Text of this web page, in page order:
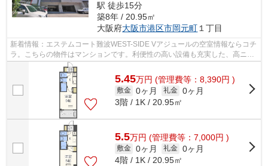
駅 徒歩15分
築8年 / 20.95㎡
大阪府大阪市港区市岡元町１丁目
新着情報：エステムコート難波WEST-SIDE Vアジュールの空室情報ならコチ
ラ。こちらの物件はマンションです。利便性の高い設備も充実した、高ニー
ズな2017年築の物件です。外観タイル張...
5.45万円 (管理費等：8,390円 )
敷金 0ヶ月 礼金 0ヶ月
3階 / 1K / 20.95㎡
5.5万円 (管理費等：7,000円 )
敷金 0ヶ月 礼金 0ヶ月
4階 / 1K / 20.95㎡